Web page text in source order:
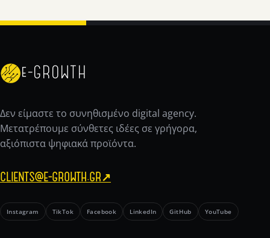
e-GROWTH
Δεν είμαστε το συνηθισμένο digital agency.
Μετατρέπουμε σύνθετες ιδέες σε γρήγορα,
αξιόπιστα ψηφιακά προϊόντα.
CLIENTS@E-GROWTH.GR ↗
Instagram TikTok Facebook LinkedIn GitHub YouTube